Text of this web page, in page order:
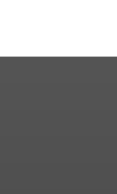
мужчин, устроивших
нетрезвых мужчин,